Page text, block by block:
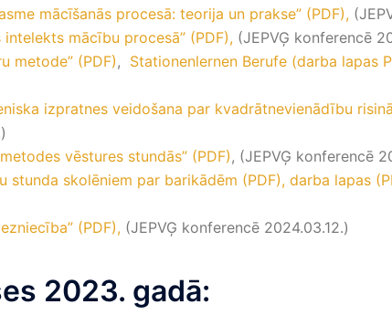
mācīšanās procesā: teorija un prakse” (PDF),
intelekts mācību procesā” (PDF), (JEPVĢ konferencē
metode” (PDF) , Stationenlernen Berufe (darba lapas
izpratnes veidošana par kvadrātnevienādību
vēstures stundās” (PDF) , (JEPVĢ konferencē
stunda skolēniem par barikādēm (PDF), darba lapas
(PDF), (JEPVĢ konferencē 2024.03.12.)
2023. gadā: